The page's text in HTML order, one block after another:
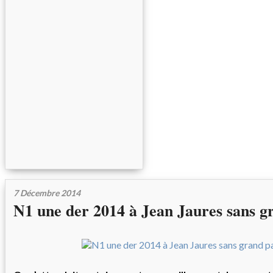
7 Décembre 2014
N1 une der 2014 à Jean Jaures sans